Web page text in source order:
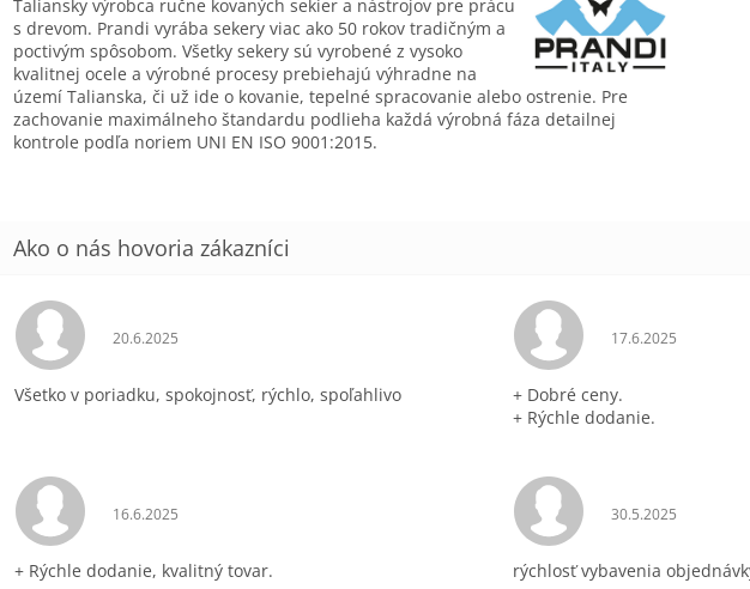
Taliansky výrobca ručne kovaných sekier a nástrojov pre prácu
s drevom. Prandi vyrába sekery viac ako 50 rokov tradičným a
poctivým spôsobom. Všetky sekery sú vyrobené z vysoko
kvalitnej ocele a výrobné procesy prebiehajú výhradne na
území Talianska, či už ide o kovanie, tepelné spracovanie alebo ostrenie. Pre
zachovanie maximálneho štandardu podlieha každá výrobná fáza detailnej
kontrole podľa noriem UNI EN ISO 9001:2015.
Hodnotenie obchodu je 5 z 5 hviezdičiek.
20.6.2025
Všetko v poriadku, spokojnosť, rýchlo, spoľahlivo
Hodnotenie
17.6.2025
+ Dobré ceny.
+ Rýchle dodanie.
Hodnotenie obchodu je 5 z 5 hviezdičiek.
16.6.2025
+ Rýchle dodanie, kvalitný tovar.
Hodnotenie
30.5.2025
rýchlosť vybavenia